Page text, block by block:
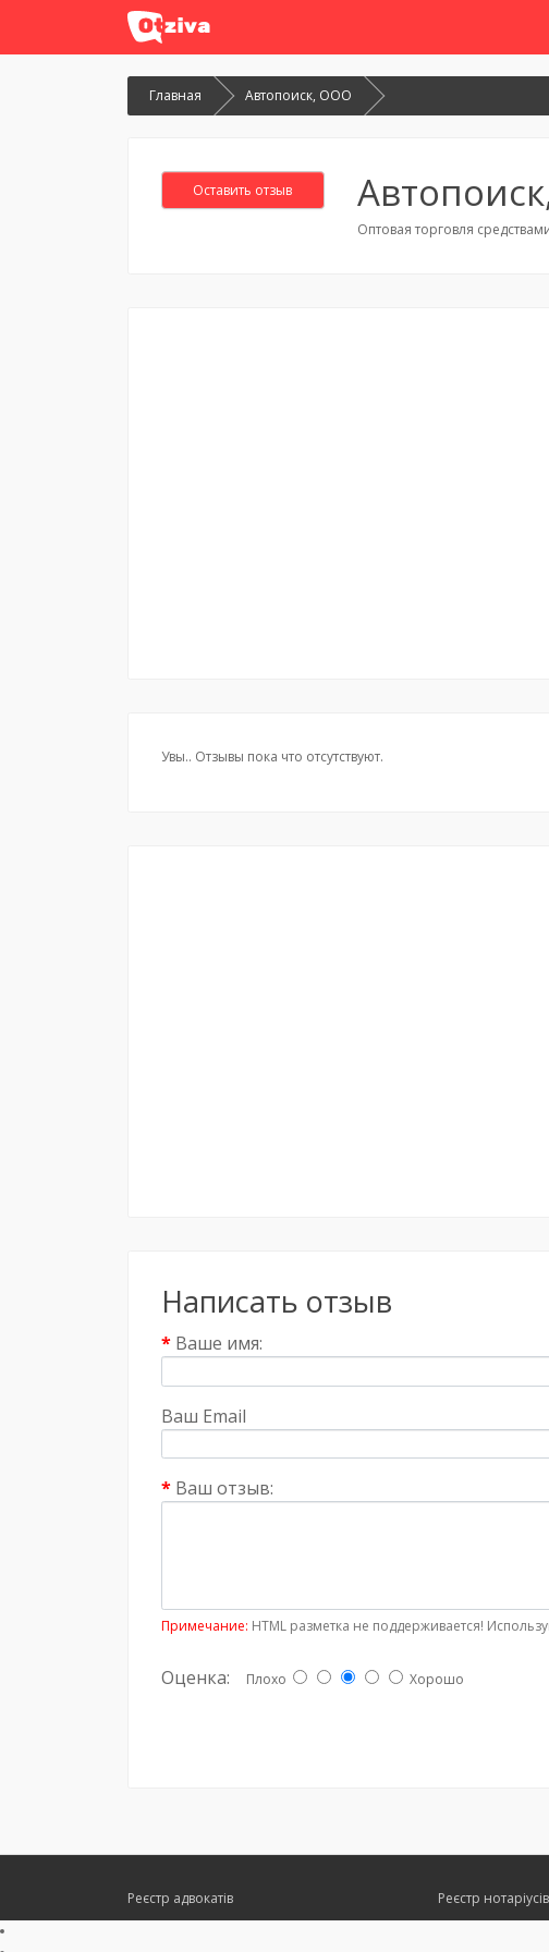
Главная Автопоиск, ООО
Оставить отзыв
Оптовая торговля
Увы.. Отзывы пока что отсутствуют.
Написать отзыв
Ваше имя:
Ваш Email
Ваш отзыв:
Примечание: HTML разметка не поддерживается!
Оценка: Плохо Хорошо
Реєстр адвокатів Реєстр нотаріусів